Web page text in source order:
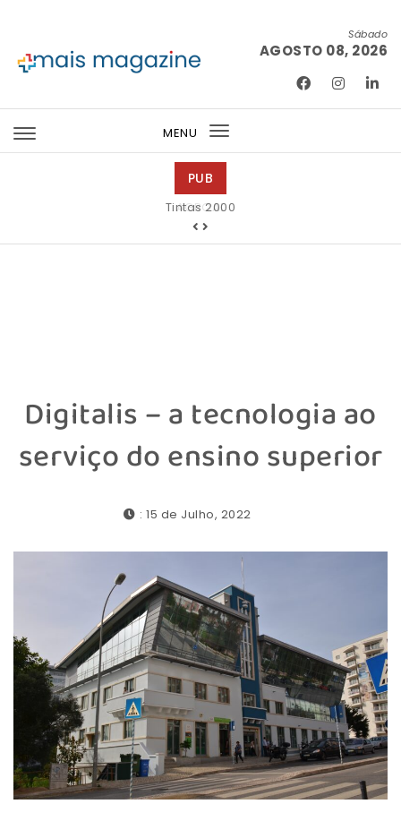
Sábado
AGOSTO 08, 2026
MENU
Toggle
PUB
Tintas 2000
Digitalis – a tecnologia ao
serviço do ensino superior
: 15 de Julho, 2022